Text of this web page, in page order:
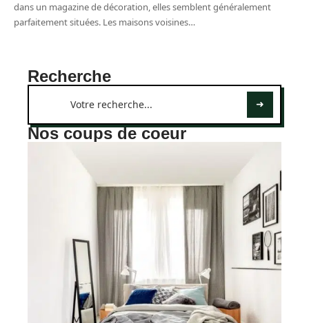
dans un magazine de décoration, elles semblent généralement
parfaitement situées. Les maisons voisines…
Recherche
Nos coups de coeur